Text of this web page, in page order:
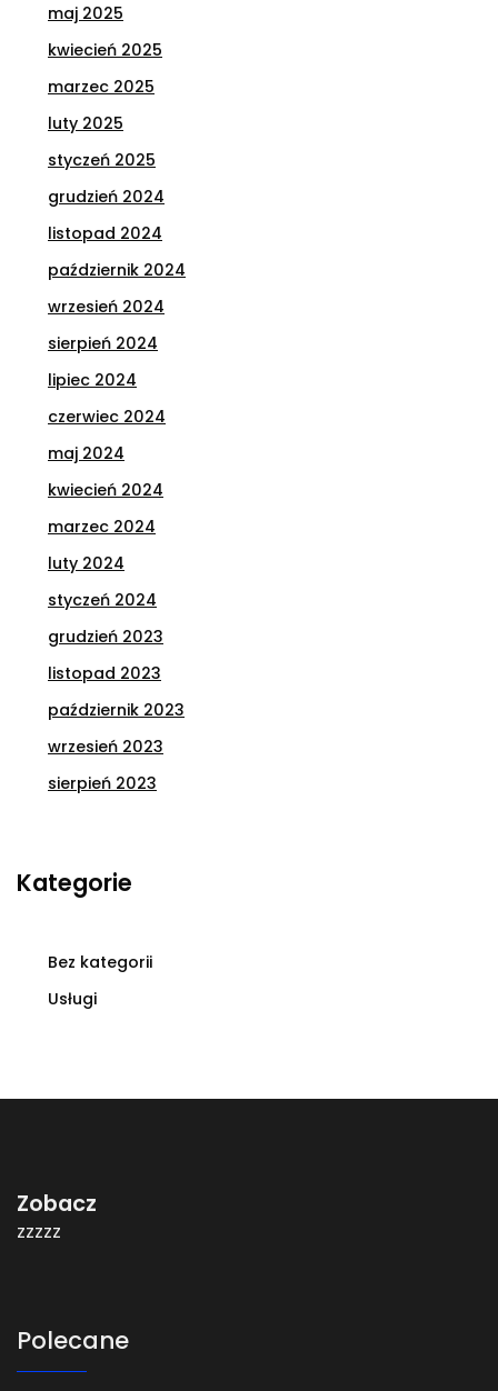
maj 2025
kwiecień 2025
marzec 2025
luty 2025
styczeń 2025
grudzień 2024
listopad 2024
październik 2024
wrzesień 2024
sierpień 2024
lipiec 2024
czerwiec 2024
maj 2024
kwiecień 2024
marzec 2024
luty 2024
styczeń 2024
grudzień 2023
listopad 2023
październik 2023
wrzesień 2023
sierpień 2023
Kategorie
Bez kategorii
Usługi
Zobacz
zzzzz
Polecane